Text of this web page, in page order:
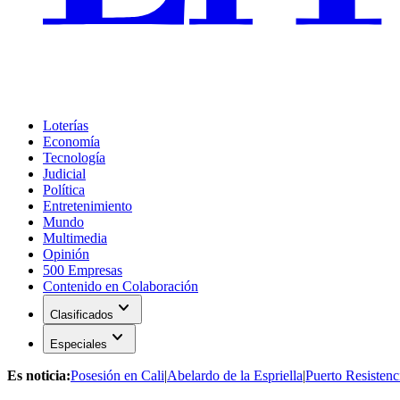
Loterías
Economía
Tecnología
Judicial
Política
Entretenimiento
Mundo
Multimedia
Opinión
500 Empresas
Contenido en Colaboración
Clasificados expand_more
Especiales expand_more
Es noticia:Posesión en Cali|Abelardo de la Espriella|Puerto